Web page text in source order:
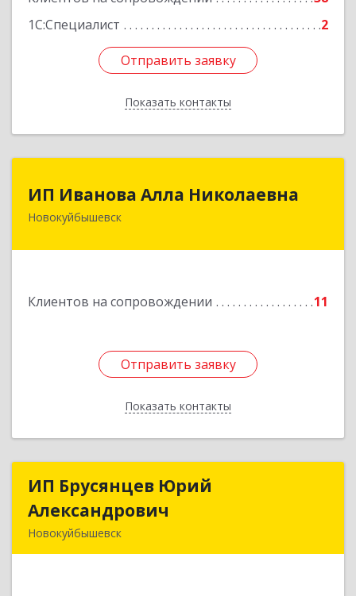
1С:Специалист
2
Отправить заявку
Показать контакты
Отправить заявку
Назад
ИП Иванова Алла Николаевна
Новокуйбышевск
Клиентов на сопровождении 11
Отправить заявку
Показать контакты
Отправить заявку
Назад
ИП Брусянцев Юрий
Александрович
Новокуйбышевск
ИП Брусянцев Юрий